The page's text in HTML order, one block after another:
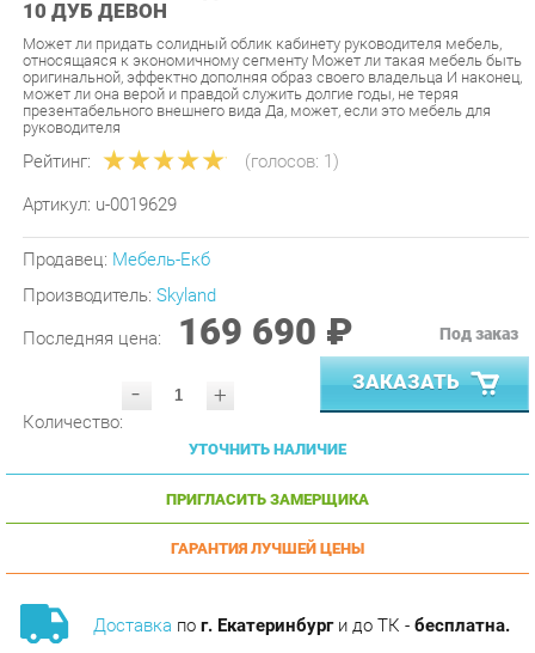
Может ли придать солидный облик кабинету руководителя мебель,
относящаяся к экономичному сегменту Может ли такая мебель быть
оригинальной, эффектно дополняя образ своего владельца И наконец,
может ли она верой и правдой служить долгие годы, не теряя
презентабельного внешнего вида Да, может, если это мебель для
руководителя
Рейтинг: (голосов:1)
Артикул: u-0019629
Продавец: Мебель-Екб
Производитель:Skyland
Последняя цена: 169 690 ₽
- +
ЗАКАЗАТЬ
УТОЧНИТЬ НАЛИЧИЕ
ПРИГЛАСИТЬ ЗАМЕРЩИКА
ГАРАНТИЯ ЛУЧШЕЙ ЦЕНЫ
Доставкапог. Екатеринбурги до ТК -бесплатна.